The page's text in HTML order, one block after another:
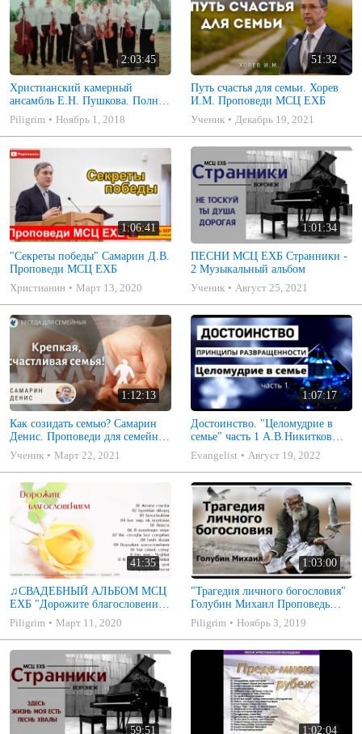
2:03:45
Христианский камерный
ансамбль Е.Н. Пушкова. Полное
собрание
Piligrim Ноябрь 1, 2018
51:32
Путь счастья для семьи. Хорев
И.М. Проповеди МСЦ ЕХБ
Ученик
Декабрь 19, 2021
1:06:41
"Секреты победы" Самарин Д.В.
Проповеди МСЦ ЕХБ
Христианин
Март 13, 2020
1:01:34
ПЕСНИ МСЦ ЕХБ Странники -
2 Музыкальный альбом
Ученик
Август 25, 2021
1:12:13
Как созидать семью? Самарин
Денис. Проповеди для семейных
МСЦ ЕХБ
Ученик Март 22, 2021
1:07:17
Достоинство. "Целомудрие в
семье" часть 1 А.В.Никитков
Беседа для семейных МСЦ ЕХБ
Evangelist Август 19, 2022
41:35
♫СВАДЕБНЫЙ АЛЬБОМ МСЦ
ЕХБ "Дорожите благословением
- Христианские песни.
Музыкальный диск. Псалмы
Piligrim Март 11, 2020
1:03:00
"Трагедия личного богословия"
Голубин Михаил Проповедь
2019
Piligrim Ноябрь 3, 2019
59:51 1:02:04